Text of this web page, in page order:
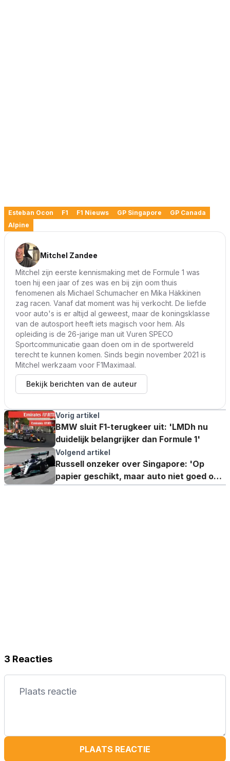
Esteban Ocon F1 F1 Nieuws GP Singapore
GP Canada
Alpine
Mitchel Zandee
Mitchel zijn eerste kennismaking met de Formule 1 was
toen hij een jaar of zes was en bij zijn oom thuis
fenomenen als Michael Schumacher en Mika Häkkinen
zag racen. Vanaf dat moment was hij verkocht. De liefde
voor auto's is er altijd al geweest, maar de koningsklasse
van de autosport heeft iets magisch voor hem. Als
opleiding is de 26-jarige man uit Vuren SPECO
Sportcommunicatie gaan doen om in de sportwereld
terecht te kunnen komen. Sinds begin november 2021 is
Mitchel werkzaam voor F1Maximaal.
Bekijk berichten van de auteur
Vorig artikel
BMW sluit F1-terugkeer uit: 'LMDh nu
duidelijk belangrijker dan Formule 1'
Volgend artikel
Russell onzeker over Singapore: 'Op
papier geschikt, maar auto niet goed op
hobbels'
3 Reacties
PLAATS REACTIE